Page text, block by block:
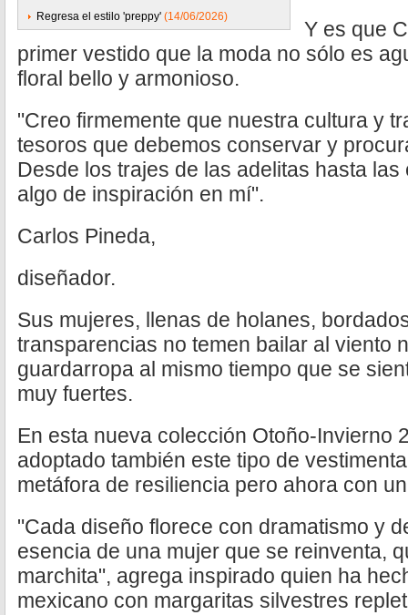
Regresa el estilo 'preppy' (14/06/2026)
Y es que
primer vestido que la moda no sólo es
floral bello y armonioso.
"Creo firmemente que nuestra cultura y
tesoros que debemos conservar y
Desde los trajes de las adelitas hasta
algo de inspiración en mí".
Carlos Pineda,
diseñador.
Sus mujeres, llenas de holanes,
transparencias no temen bailar al viento
guardarropa al mismo tiempo que se
muy fuertes.
En esta nueva colección Otoño-Invierno
adoptado también este tipo de
metáfora de resiliencia pero ahora con
"Cada diseño florece con dramatismo y
esencia de una mujer que se reinventa,
marchita", agrega inspirado quien ha
mexicano con margaritas silvestres